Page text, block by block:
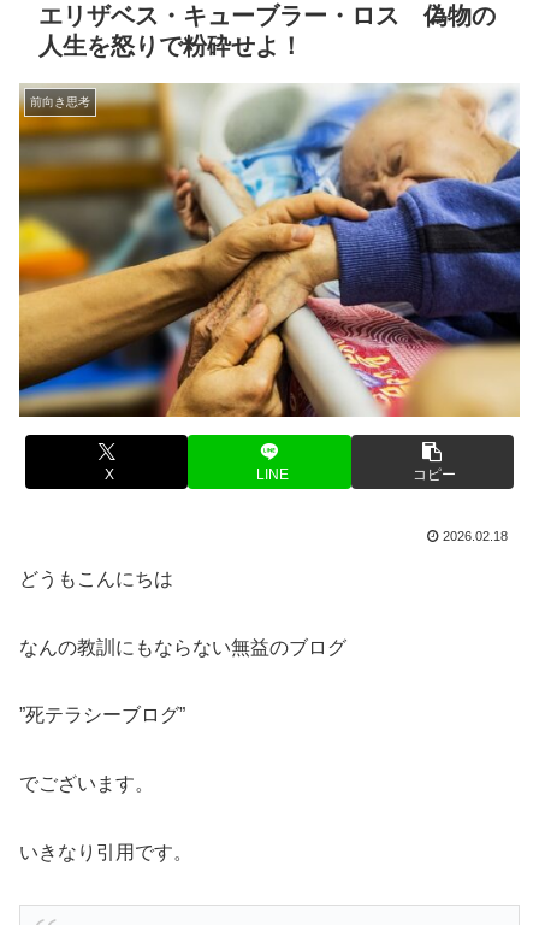
エリザベス・キューブラー・ロス 偽物の
人生を怒りで粉砕せよ！
前向き思考
X LINE コピー
2026.02.18
どうもこんにちは
なんの教訓にもならない無益のブログ
”死テラシーブログ”
でございます。
いきなり引用です。